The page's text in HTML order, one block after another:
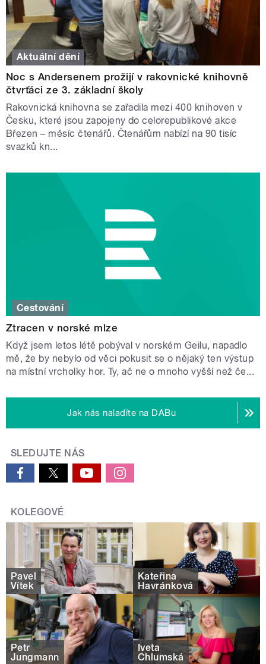
Aktuální dění
Noc s Andersenem prožijí v rakovnické knihovně
čtvrťáci ze 3. základní školy
Rakovnická knihovna se zařadila mezi 400 knihoven v
Česku, které jsou zapojeny do celorepublikové akce
Březen – měsíc čtenářů. Čtenářům nabízí na 90 tisíc
svazků kn...
Cestování
Ztracen v norské mlze
Když jsem letos létě pobýval v norském Geilu, napadlo
mě, že by nebylo od věci pokusit se o nějaký ten výstup
na místní vrcholky hor. Ty, ač ne o mnoho vyšší než če...
Jak nás naladíte na DABu
SLEDUJTE NÁS
KOLEGOVÉ
Pavel
Vítek
Kateřina
Havránková
Petr
Jungmann
Iveta
Chlumská